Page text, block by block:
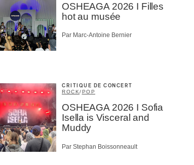
OSHEAGA 2026 I Filles
hot au musée
Par Marc-Antoine Bernier
CRITIQUE DE CONCERT
ROCK/POP
OSHEAGA 2026 I Sofia
Isella is Visceral and
Muddy
Par Stephan Boissonneault